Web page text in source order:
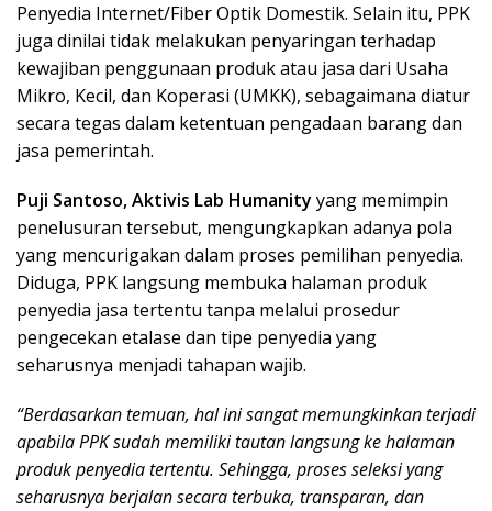
Penyedia Internet/Fiber Optik Domestik. Selain itu, PPK
juga dinilai tidak melakukan penyaringan terhadap
kewajiban penggunaan produk atau jasa dari Usaha
Mikro, Kecil, dan Koperasi (UMKK), sebagaimana diatur
secara tegas dalam ketentuan pengadaan barang dan
jasa pemerintah.
Puji Santoso, Aktivis Lab Humanity yang memimpin
penelusuran tersebut, mengungkapkan adanya pola
yang mencurigakan dalam proses pemilihan penyedia.
Diduga, PPK langsung membuka halaman produk
penyedia jasa tertentu tanpa melalui prosedur
pengecekan etalase dan tipe penyedia yang
seharusnya menjadi tahapan wajib.
“Berdasarkan temuan, hal ini sangat memungkinkan terjadi
apabila PPK sudah memiliki tautan langsung ke halaman
produk penyedia tertentu. Sehingga, proses seleksi yang
seharusnya berjalan secara terbuka, transparan, dan